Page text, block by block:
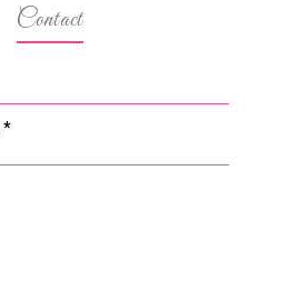
Contact
*